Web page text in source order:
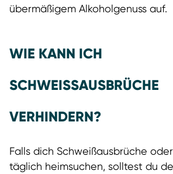
übermäßigem Alkoholgenuss auf.
WIE KANN ICH
SCHWEISSAUSBRÜCHE
VERHINDERN?
Falls dich Schweißausbrüche
täglich heimsuchen, solltest du